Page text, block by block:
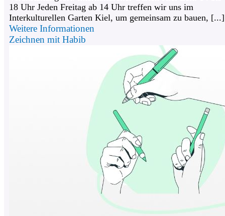
18 Uhr Jeden Freitag ab 14 Uhr treffen wir uns im
Interkulturellen Garten Kiel, um gemeinsam zu bauen, [...]
Weitere Informationen
Zeichnen mit Habib